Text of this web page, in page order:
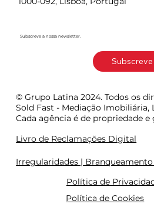
Subscreve a nossa newsletter.
Subscreve
Política de
Política de Cookies
© Grupo Latina 2024. Todos os
Sold Fast - Mediação Imobiliária,
Cada agência é de propriedade
Livro de Reclamações Digital
Irregularidades |